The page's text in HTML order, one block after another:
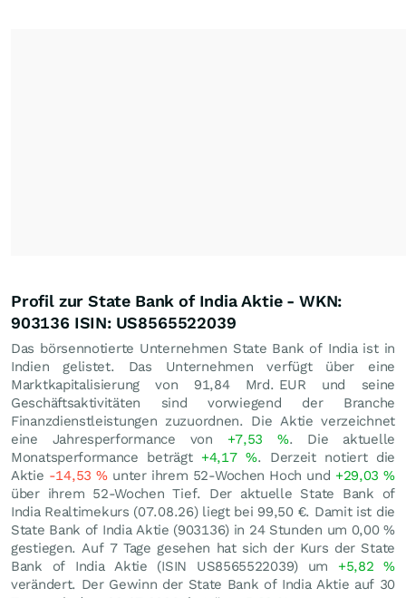
Profil zur State Bank of India Aktie - WKN:
903136 ISIN: US8565522039
Das börsennotierte Unternehmen State Bank of India ist in
Indien gelistet. Das Unternehmen verfügt über eine
Marktkapitalisierung von 91,84 Mrd. EUR und seine
Geschäftsaktivitäten sind vorwiegend der Branche
Finanzdienstleistungen zuzuordnen. Die Aktie verzeichnet
eine Jahresperformance von +7,53%. Die aktuelle
Monatsperformance beträgt +4,17%. Derzeit notiert die
Aktie -14,53%unter ihrem 52-Wochen Hoch und +29,03%
über ihrem 52-Wochen Tief. Der aktuelle State Bank of
India Realtimekurs (07.08.26) liegt bei 99,50 €. Damit ist die
State Bank of India Aktie (903136) in 24 Stunden um 0,00%
gestiegen. Auf 7 Tage gesehen hat sich der Kurs der State
Bank of India Aktie (ISIN US8565522039) um +5,82%
verändert. Der Gewinn der State Bank of India Aktie auf 30